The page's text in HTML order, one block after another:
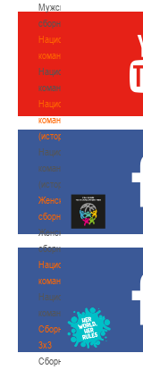
Мужские
сборные
Национальная
команда
Национальная
команда
Национальная
команда
(история)
Национальная
команда
(история)
Женские
сборные
Женские
сборные
Национальная
команда
Национальная
команда
Сборные
3х3
Сборные